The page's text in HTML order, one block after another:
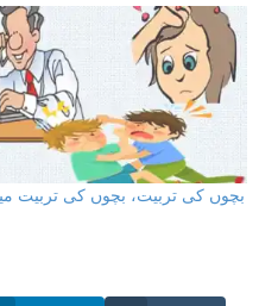
بچوں کی تربیت، بچوں کی تربیت